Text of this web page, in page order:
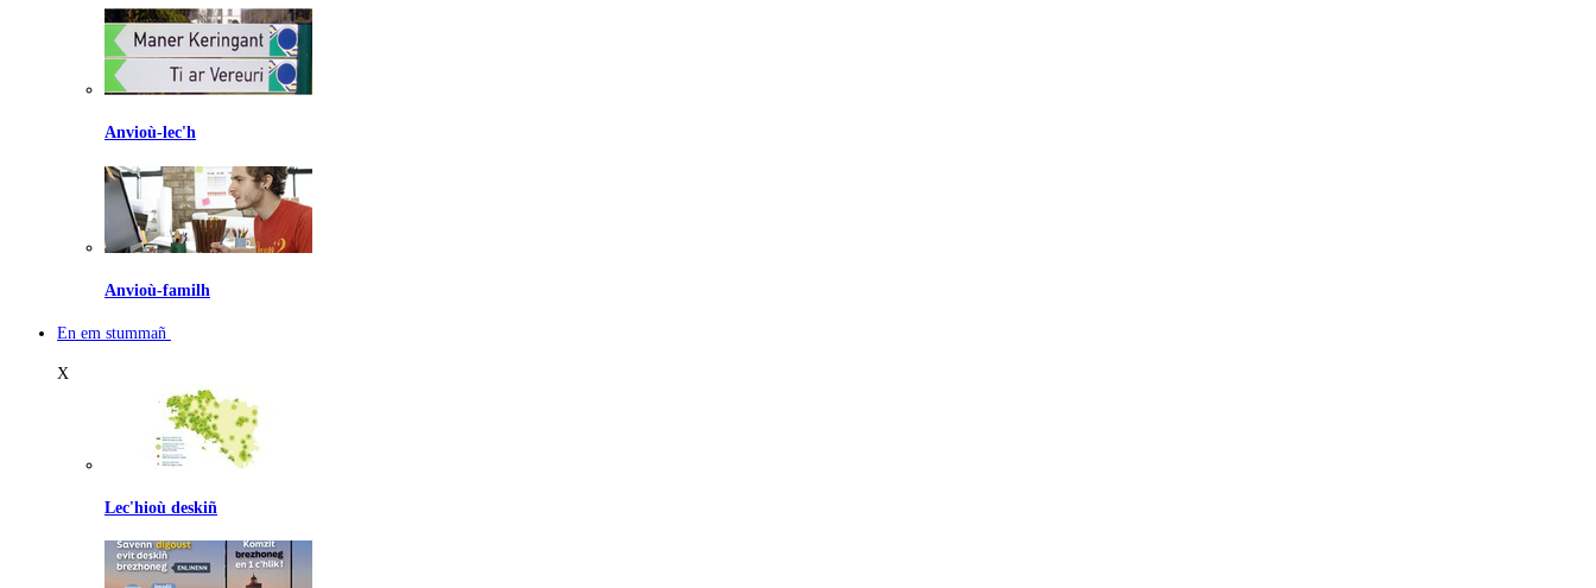
Anvioù-lec'h
Anvioù-familh
En em stummañ
X
Lec'hioù deskiñ